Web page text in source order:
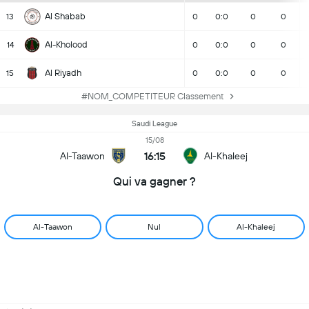
13 Al Shabab 0 0:0 0 0
14 Al-Kholood 0 0:0 0 0
15 Al Riyadh 0 0:0 0 0
#NOM_COMPETITEUR Classement
Saudi League
Al-Taawon
15/08
16:15 Al-Khaleej
Qui va gagner ?
Al-Taawon Nul Al-Khaleej